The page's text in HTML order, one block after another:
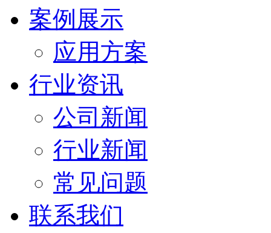
案例展示
应用方案
行业资讯
公司新闻
行业新闻
常见问题
联系我们